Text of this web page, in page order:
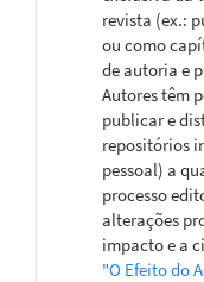
revista (ex.:
ou como
de autoria e
Autores têm
publicar e
repositórios
pessoal) a
processo
alterações
impacto e a
"O Efeito do